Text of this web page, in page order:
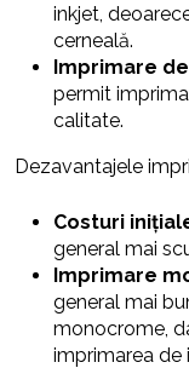
inkjet,
cerneală.
Imprimare
permit
calitate.
Dezavantajele
Costuri
general mai
Imprimare
general mai
monocrome,
imprimarea de